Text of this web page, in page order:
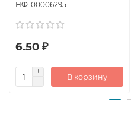
НФ-00006295
6.50 ₽
В корзину